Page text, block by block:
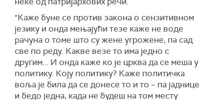
"Каже буне се против закона о сензитивном
језику и онда мењајући тезе каже не воде
рачуна о томе што су жене угрожене, па сад
све по реду. Какве везе то има једно с
другим... И онда каже ко је црква да се меша у
политику. Коју политику? Каже политичка
воља је била да се донесе то и то – па јаднице
и бедо једна, када не будеш на том месту